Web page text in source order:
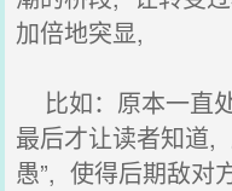
加倍地突显,
比如：原本一直
最后才让读者知道,
愚”, 使得后期敌对